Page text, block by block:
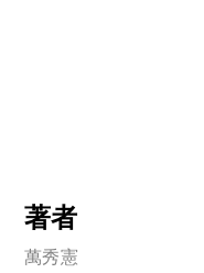
著者
萬秀憲